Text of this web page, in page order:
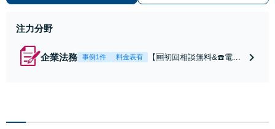
注力分野
企業法務 事例1件 料金表有
【🆓初回相談無料&☎️電話